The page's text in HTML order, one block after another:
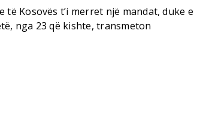
Kosovës t’i merret një mandat, duke e
nga 23 që kishte, transmeton